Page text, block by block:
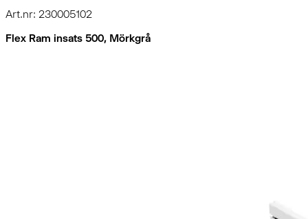
Art.nr: 230005102
Flex Ram insats 500, Mörkgrå